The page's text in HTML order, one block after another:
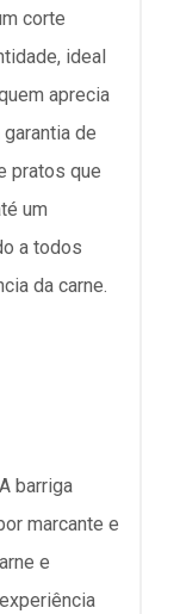
corte
ideal
aprecia
de
pratos que
um
a todos
da carne.
A barriga
marcante e
e